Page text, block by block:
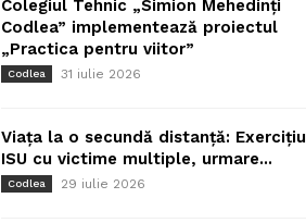
Colegiul Tehnic „Simion Mehedinți
Codlea” implementează proiectul
„Practica pentru viitor”
Codlea 31 iulie 2026
Viața la o secundă distanță: Exercițiu
ISU cu victime multiple, urmare...
Codlea 29 iulie 2026